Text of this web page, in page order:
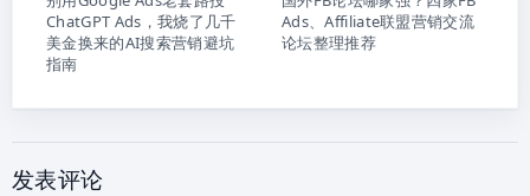
ChatGPT Ads，我烧了几千
美金换来的AI搜索营销避坑
指南
Ads、Affiliate联盟营销交流
论坛整理推荐
发表评论